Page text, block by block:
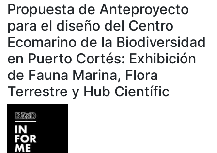
Statistics
Propuesta de Anteproyecto
para el diseño del Centro
Ecomarino de la Biodiversidad
en Puerto Cortés: Exhibición
de Fauna Marina, Flora
Terrestre y Hub Científic